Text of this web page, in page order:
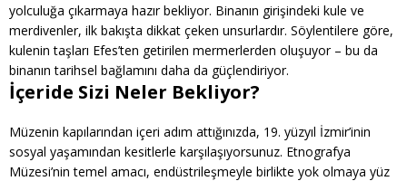
yolculuğa çıkarmaya hazır bekliyor. Binanın girişindeki kule ve
merdivenler, ilk bakışta dikkat çeken unsurlardır. Söylentilere göre,
kulenin taşları Efes’ten getirilen mermerlerden oluşuyor – bu da
binanın tarihsel bağlamını daha da güçlendiriyor.
İçeride Sizi Neler Bekliyor?
Müzenin kapılarından içeri adım attığınızda, 19. yüzyıl İzmir’inin
sosyal yaşamından kesitlerle karşılaşıyorsunuz. Etnografya
Müzesi’nin temel amacı, endüstrileşmeyle birlikte yok olmaya yüz